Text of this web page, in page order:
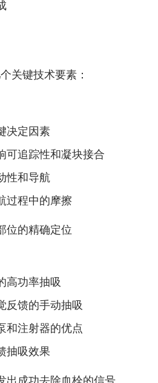
关键技术要素：
决定因素
可追踪性和凝块接合
性和导航
过程中的摩擦
位的精确定位
高功率抽吸
反馈的手动抽吸
和注射器的优点
抽吸效果
出成功去除血栓的信号